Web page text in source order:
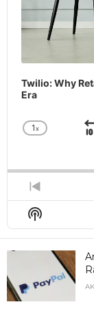
Twilio: Why
Era
Change
1x
Previous
Episode
Show
Podcast